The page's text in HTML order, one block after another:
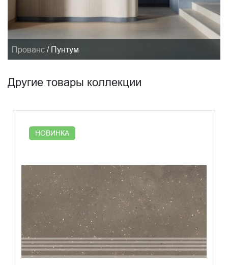
Прованс / Пунтум
Другие товары коллекции
НОВИНКА